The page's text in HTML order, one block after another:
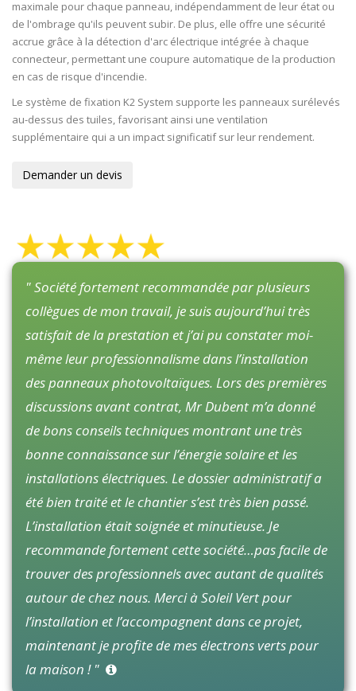
maximale pour chaque panneau, indépendamment de leur état ou
de l'ombrage qu'ils peuvent subir. De plus, elle offre une sécurité
accrue grâce à la détection d'arc électrique intégrée à chaque
connecteur, permettant une coupure automatique de la production
en cas de risque d'incendie.
Le système de fixation K2 System supporte les panneaux surélevés
au-dessus des tuiles, favorisant ainsi une ventilation
supplémentaire qui a un impact significatif sur leur rendement.
Demander un devis
" Société fortement recommandée par plusieurs
collègues de mon travail, je suis aujourd’hui très
satisfait de la prestation et j’ai pu constater moi-
même leur professionnalisme dans l’installation
des panneaux photovoltaïques. Lors des premières
discussions avant contrat, Mr Dubent m’a donné
de bons conseils techniques montrant une très
bonne connaissance sur l’énergie solaire et les
installations électriques. Le dossier administratif a
été bien traité et le chantier s’est très bien passé.
L’installation était soignée et minutieuse. Je
recommande fortement cette société…pas facile de
trouver des professionnels avec autant de qualités
autour de chez nous. Merci à Soleil Vert pour
l’installation et l’accompagnent dans ce projet,
maintenant je profite de mes électrons verts pour
la maison ! "